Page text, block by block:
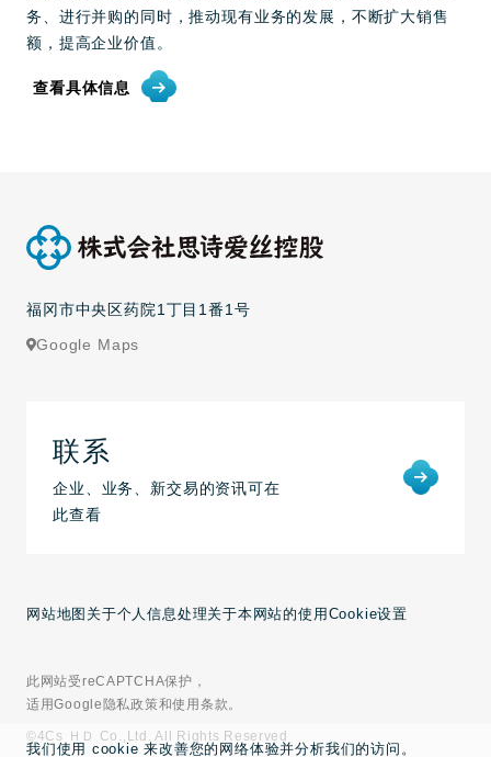
务、进行并购的同时，推动现有业务的发展，不断扩大销售
额，提高企业价值。
查看具体信息
我们使用 cookie 来改善您的网络体验并分析我们的访问。
网站地图 关于个人信息处理关于本网站的使用Cookie设置
福冈市中央区药院1丁目1番1号
Google Maps
联系
企业、业务、新交易的资讯可在
此查看
此网站受reCAPTCHA保护，
适用Google隐私政策和使用条款。
©4Cs ＨＤ Co.,Ltd. All Rights Reserved